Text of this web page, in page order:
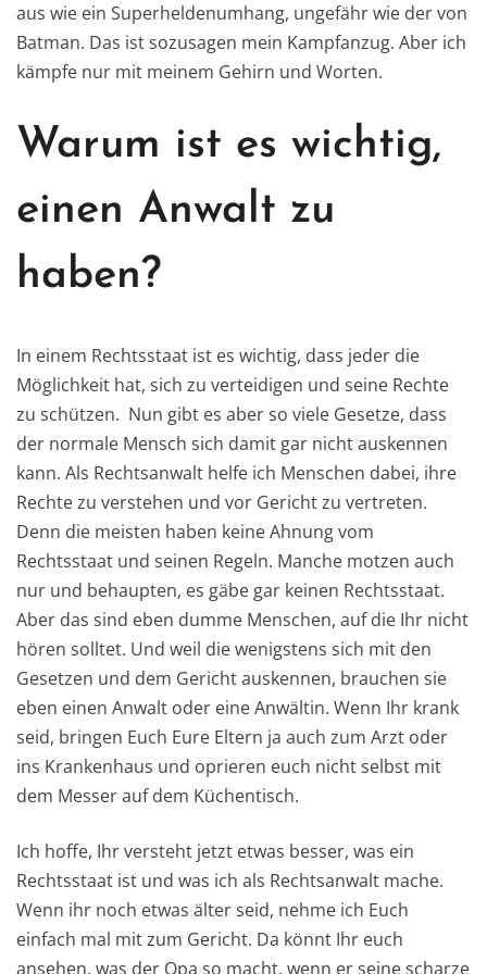
aus wie ein Superheldenumhang, ungefähr wie der von
Batman. Das ist sozusagen mein Kampfanzug. Aber ich
kämpfe nur mit meinem Gehirn und Worten.
Warum ist es wichtig,
einen Anwalt zu
haben?
In einem Rechtsstaat ist es wichtig, dass jeder die
Möglichkeit hat, sich zu verteidigen und seine Rechte
zu schützen. Nun gibt es aber so viele Gesetze, dass
der normale Mensch sich damit gar nicht auskennen
kann. Als Rechtsanwalt helfe ich Menschen dabei, ihre
Rechte zu verstehen und vor Gericht zu vertreten.
Denn die meisten haben keine Ahnung vom
Rechtsstaat und seinen Regeln. Manche motzen auch
nur und behaupten, es gäbe gar keinen Rechtsstaat.
Aber das sind eben dumme Menschen, auf die Ihr nicht
hören solltet. Und weil die wenigstens sich mit den
Gesetzen und dem Gericht auskennen, brauchen sie
eben einen Anwalt oder eine Anwältin. Wenn Ihr krank
seid, bringen Euch Eure Eltern ja auch zum Arzt oder
ins Krankenhaus und oprieren euch nicht selbst​ mit
dem Messer auf dem Küchentisch.
Ich hoffe, Ihr versteht jetzt etwas besser, was ein
Rechtsstaat ist und was ich als Rechtsanwalt mache.
Wenn ihr noch etwas älter seid, nehme ich Euch
einfach mal mit zum Gericht. Da könnt Ihr euch
ansehen, was der Opa so macht, wenn er seine scharze